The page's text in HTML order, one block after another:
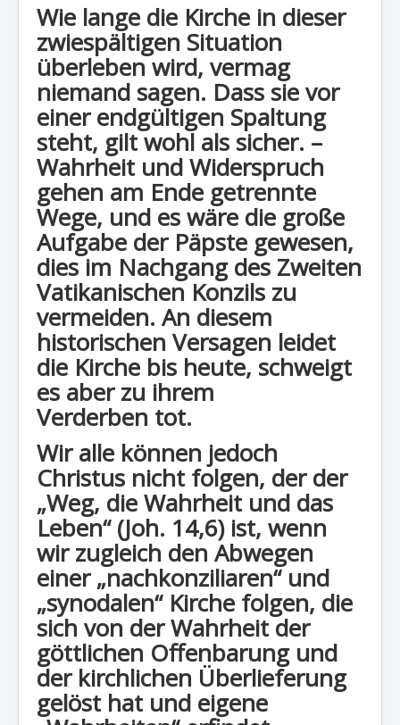
Wie lange die Kirche in dieser
zwiespältigen Situation
überleben wird, vermag
niemand sagen. Dass sie vor
einer endgültigen Spaltung
steht, gilt wohl als sicher. –
Wahrheit und Widerspruch
gehen am Ende getrennte
Wege, und es wäre die große
Aufgabe der Päpste gewesen,
dies im Nachgang des Zweiten
Vatikanischen Konzils zu
vermeiden. An diesem
historischen Versagen leidet
die Kirche bis heute, schweigt
es aber zu ihrem
Verderben tot.
Wir alle können jedoch
Christus nicht folgen, der der
„Weg, die Wahrheit und das
Leben“ (Joh. 14,6) ist, wenn
wir zugleich den Abwegen
einer „nachkonziliaren“ und
„synodalen“ Kirche folgen, die
sich von der Wahrheit der
göttlichen Offenbarung und
der kirchlichen Überlieferung
gelöst hat und eigene